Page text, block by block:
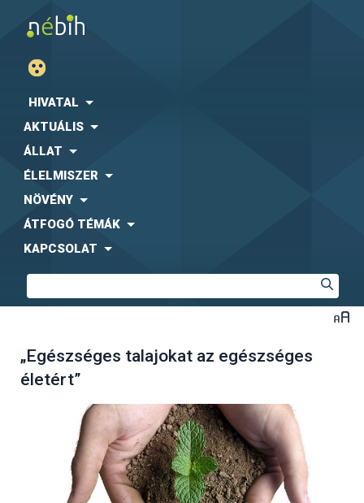
HIVATAL
AKTUÁLIS
ÁLLAT
ÉLELMISZER
NÖVÉNY
ÁTFOGÓ TÉMÁK
KAPCSOLAT
„Egészséges talajokat az egészséges
életért”